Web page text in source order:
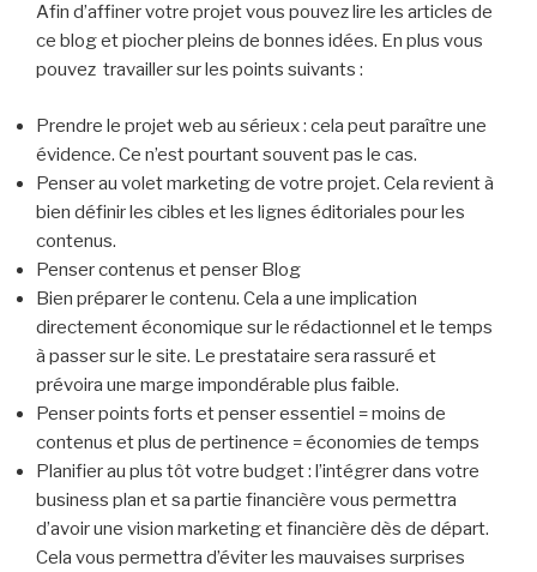
Afin d’affiner votre projet vous pouvez lire les articles de
ce blog et piocher pleins de bonnes idées. En plus vous
pouvez travailler sur les points suivants :
Prendre le projet web au sérieux : cela peut paraître une
évidence. Ce n’est pourtant souvent pas le cas.
Penser au volet marketing de votre projet. Cela revient à
bien définir les cibles et les lignes éditoriales pour les
contenus.
Penser contenus et penser Blog
Bien préparer le contenu. Cela a une implication
directement économique sur le rédactionnel et le temps
à passer sur le site. Le prestataire sera rassuré et
prévoira une marge impondérable plus faible.
Penser points forts et penser essentiel = moins de
contenus et plus de pertinence = économies de temps
Planifier au plus tôt votre budget : l’intégrer dans votre
business plan et sa partie financière vous permettra
d’avoir une vision marketing et financière dès de départ.
Cela vous permettra d’éviter les mauvaises surprises